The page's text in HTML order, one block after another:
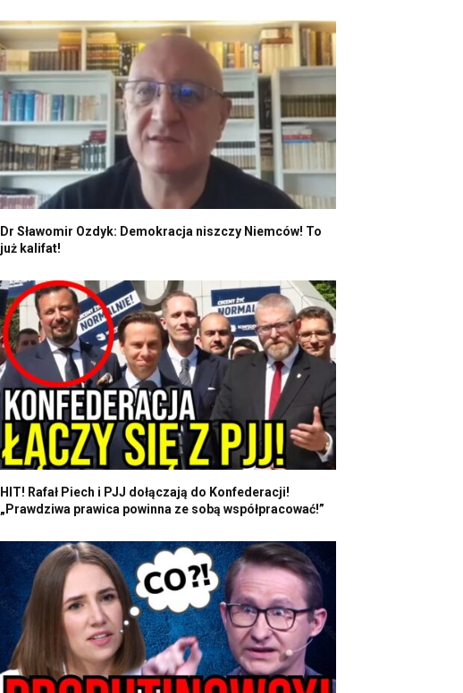
Dr Sławomir Ozdyk: Demokracja niszczy Niemców! To
już kalifat!
HIT! Rafał Piech i PJJ dołączają do Konfederacji!
„Prawdziwa prawica powinna ze sobą współpracować!”